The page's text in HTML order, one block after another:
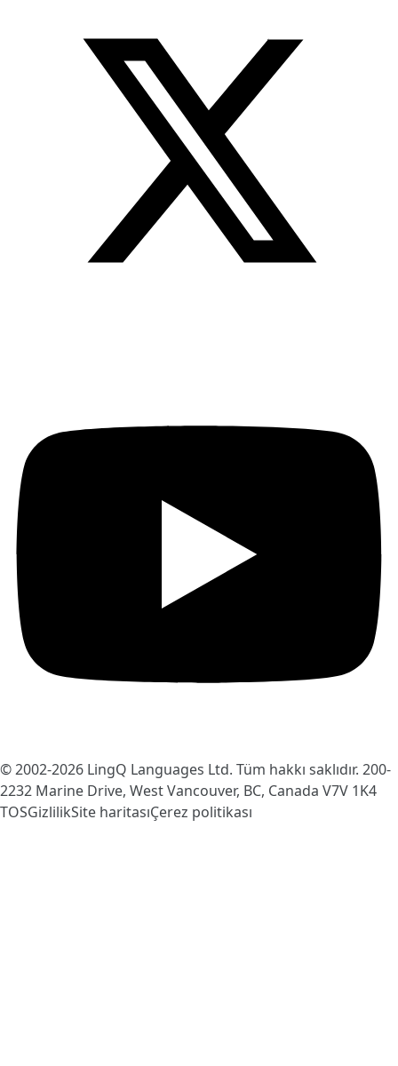
© 2002-2026 LingQ Languages Ltd. Tüm hakkı saklıdır. 200-
2232 Marine Drive, West Vancouver, BC, Canada V7V 1K4
TOSGizlilikSite haritasıÇerez politikası